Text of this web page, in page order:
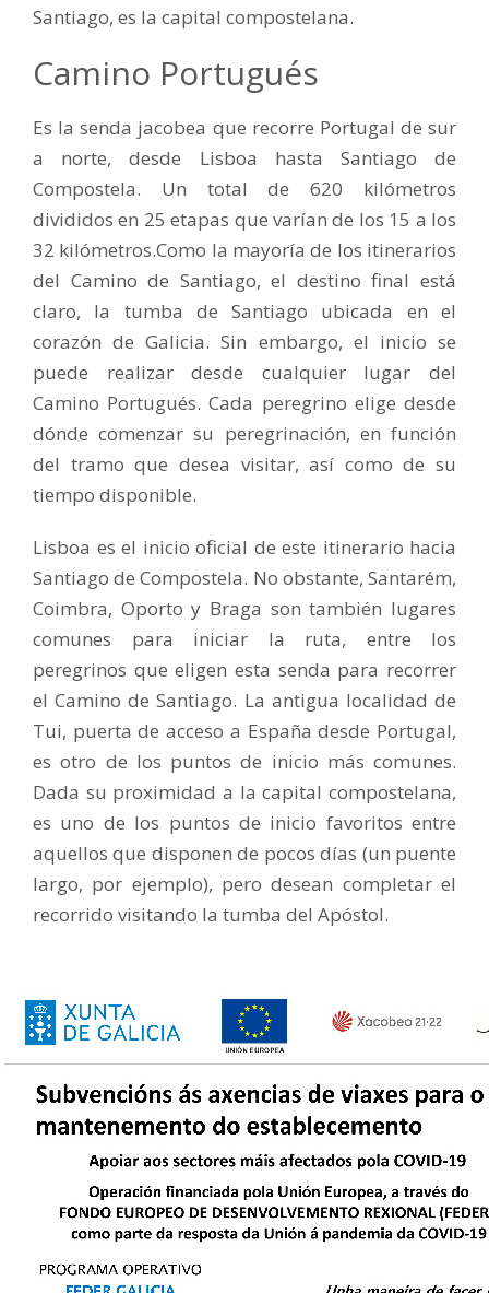
Santiago, es la capital compostelana.
Camino Portugués
Es la senda jacobea que recorre Portugal de sur
a norte, desde Lisboa hasta Santiago de
Compostela. Un total de 620 kilómetros
divididos en 25 etapas que varían de los 15 a los
32 kilómetros.Como la mayoría de los itinerarios
del Camino de Santiago, el destino final está
claro, la tumba de Santiago ubicada en el
corazón de Galicia. Sin embargo, el inicio se
puede realizar desde cualquier lugar del
Camino Portugués. Cada peregrino elige desde
dónde comenzar su peregrinación, en función
del tramo que desea visitar, así como de su
tiempo disponible.
Lisboa es el inicio oficial de este itinerario hacia
Santiago de Compostela. No obstante, Santarém,
Coimbra, Oporto y Braga son también lugares
comunes para iniciar la ruta, entre los
peregrinos que eligen esta senda para recorrer
el Camino de Santiago. La antigua localidad de
Tui, puerta de acceso a España desde Portugal,
es otro de los puntos de inicio más comunes.
Dada su proximidad a la capital compostelana,
es uno de los puntos de inicio favoritos entre
aquellos que disponen de pocos días (un puente
largo, por ejemplo), pero desean completar el
recorrido visitando la tumba del Apóstol.